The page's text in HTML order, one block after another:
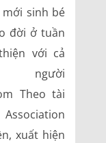
sinh bé
đời ở tuần
với cả
Theo tài
xuất hiện